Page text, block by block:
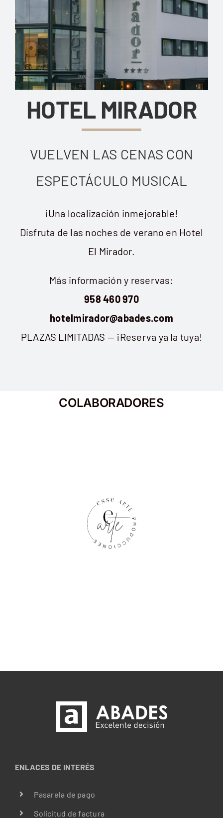
HOTEL MIRADOR
VUELVEN LAS CENAS CON
ESPECTÁCULO MUSICAL
¡Una localización inmejorable!
Disfruta de las noches de verano en Hotel
El Mirador.
Más información y reservas:
958 460 970
hotelmirador@abades.com
PLAZAS LIMITADAS — ¡Reserva ya la tuya!
COLABORADORES
ENLACES DE INTERÉS
Pasarela de pago
Solicitud de factura